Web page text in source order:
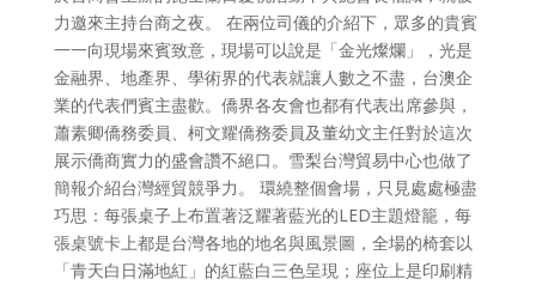
力邀來主持台商之夜。 在兩位司儀的介紹下，眾多的貴賓
一一向現場來賓致意，現場可以說是「金光燦爛」，光是
金融界、地產界、學術界的代表就讓人數之不盡，台澳企
業的代表們賓主盡歡。僑界各友會也都有代表出席參與，
蕭素卿僑務委員、柯文耀僑務委員及董幼文主任對於這次
展示僑商實力的盛會讚不絕口。雪梨台灣貿易中心也做了
簡報介紹台灣經貿競爭力。 環繞整個會場，只見處處極盡
巧思：每張桌子上布置著泛耀著藍光的LED主題燈籠，每
張桌號卡上都是台灣各地的地名與風景圖，全場的椅套以
「青天白日滿地紅」的紅藍白三色呈現；座位上是印刷精